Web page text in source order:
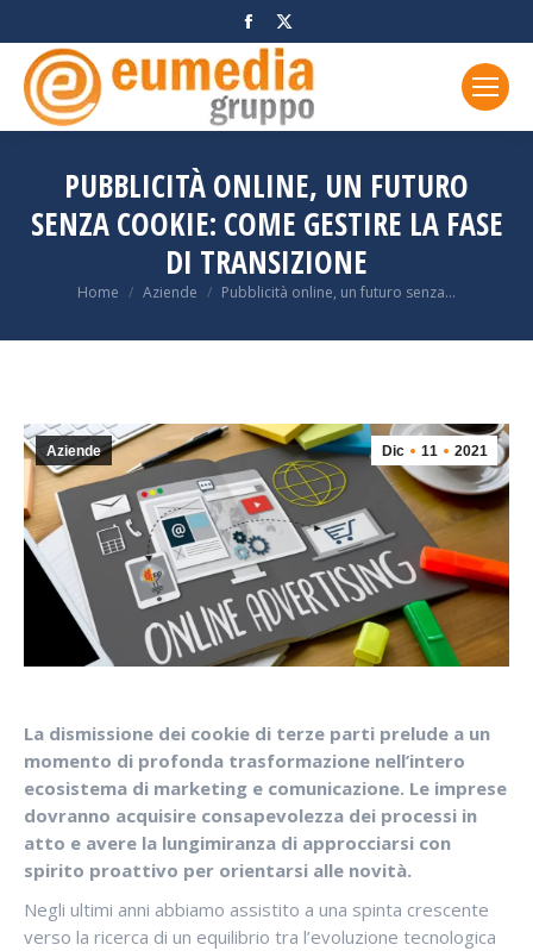
Facebook
page
opens
in
window
page
opens
in
window
PUBBLICITÀ ONLINE, UN FUTURO
SENZA COOKIE: COME GESTIRE LA FASE
DI TRANSIZIONE
You are here:
Home Aziende Pubblicità online, un futuro senza…
Dic 11 2021
Aziende
La dismissione dei cookie di terze parti prelude a un
momento di profonda trasformazione nell’intero
ecosistema di marketing e comunicazione. Le imprese
dovranno acquisire consapevolezza dei processi in
atto e avere la lungimiranza di approcciarsi con
spirito proattivo per orientarsi alle novità.
Negli ultimi anni abbiamo assistito a una spinta crescente
verso la ricerca di un equilibrio tra l’evoluzione tecnologica